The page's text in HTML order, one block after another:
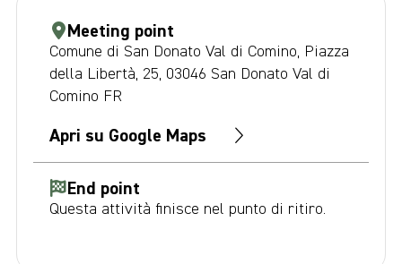
Meeting point
Comune di San Donato Val di Comino, Piazza
della Libertà, 25, 03046 San Donato Val di
Comino FR
Apri su Google Maps
End point
Questa attività finisce nel punto di ritiro.